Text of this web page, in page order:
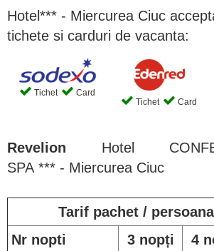
Hotel*** - Miercurea Ciuc
tichete si carduri de vacanta:
Tichet
Card
Tichet
Card
Revelion Hotel
SPA *** - Miercurea Ciuc
Tarif pachet /
Nr nopti
3 nopți 4